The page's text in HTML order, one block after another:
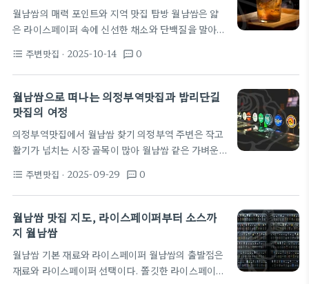
월남쌈의 매력 포인트와 지역 맛집 탐방 월남쌈은 얇
은 라이스페이퍼 속에 신선한 채소와 단백질을 말아
건강한 선택지다. 최근 외식 트렌드에서 식사 시간이
빠르고 간편하며, 식재료의 품질이 결정 요소로 떠올
랐다. 특히 여러 가게가 베트남식 허브를 다채롭게 사
용해 향미를 강조하는 경향이 강하다. 신선도와 균형
퍼 한 장의 순수한 맛은 채소의 달콤함과 허브의 향으
로 시작된다. 속재로는 새우, 돼지고기, 두부 등 다양
한 단백질을 선택할 수 있어 취향에 맞춰 조합하기 쉽
format_list_bulleted 주변맛집 · 2025-10-14 textsms 0
월남쌈으로 떠나는 의정부역맛집과 밤리단길
맛집의 여정
의정부역맛집에서 월남쌈 찾기 의정부역 주변은 작고
활기가 넘치는 시장 골목이 많아 월남쌈 같은 가벼운
한 재료의 조합을 기대하며 현장을 걷다 보면 허브의
향과 채소의 선이 먼저 다가온다. 얇은 쌀피의 씹힘과
속재료의 상관관계가 맛의 방향을 결정한다. 의정부
역맛집에서 월남쌈을 찾는 팁은 현지 상인들의 추천
은 허브의 비중이 높은 곳일수록 생생한 맛의 균형이
잘 맞는다. 일부 가게는 피넛 소스나 새콤한 피클의 구
format_list_bulleted 주변맛집 · 2025-09-29 textsms 0
월남쌈 맛집 지도, 라이스페이퍼부터 소스까
지 월남쌈
월남쌈 기본 재료와 라이스페이퍼 월남쌈의 출발점은
재료와 라이스페이퍼 선택이다. 쫄깃한 라이스페이퍼